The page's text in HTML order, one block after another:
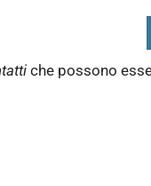
che possono